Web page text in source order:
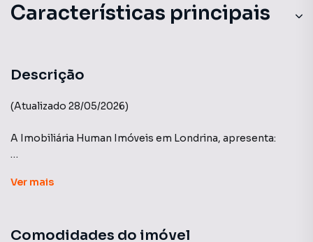
Características principais
Descrição
(Atualizado 28/05/2026)
A Imobiliária Human Imóveis em Londrina, apresenta:
Ver mais
Comodidades do imóvel